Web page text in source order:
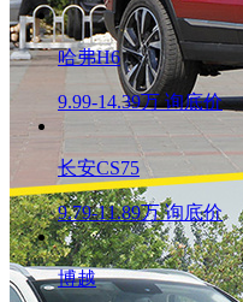
哈弗H6
9.99-14.39万 询底价
长安CS75
9.79-11.89万 询底价
博越